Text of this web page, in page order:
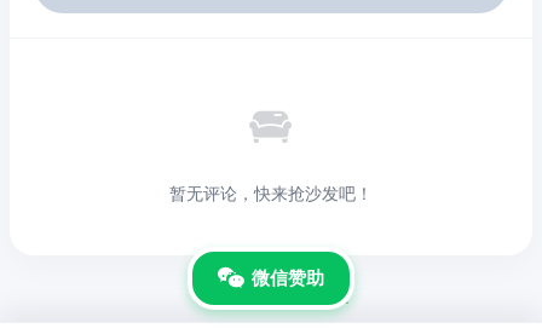

暂无评论，快来抢沙发吧！
微信赞助
© 网罗天下电脑 Inc.